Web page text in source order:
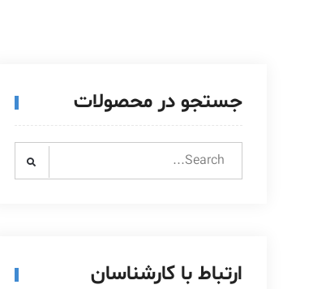
جستجو در محصولات
Search
ارتباط با کارشناسان